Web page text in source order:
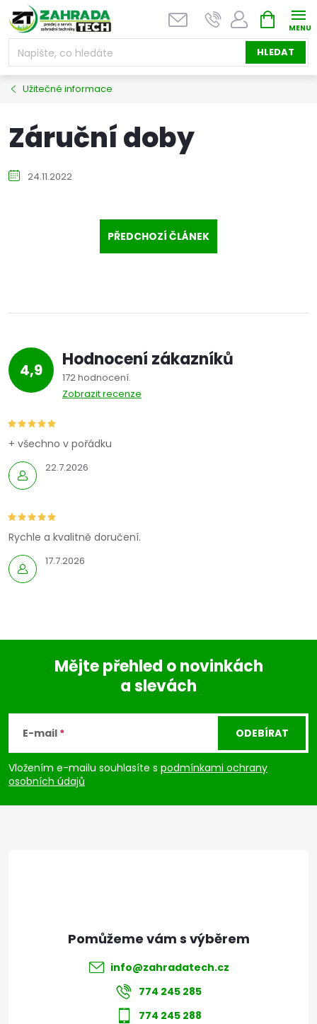
Přejít
na
obsah
HLEDAT
NÁKUPNÍ
KOŠÍK
Užitečné informace
Záruční doby
24.11.2022
PŘEDCHOZÍ ČLÁNEK
4,9 Hodnocení zákazníků
172 hodnocení
Zobrazit recenze
22.7.2026
+ všechno v pořádku
17.7.2026
Rychle a kvalitně doručení.
p
a
Mějte přehled o novinkách
a slevách
E-mail
Vložením e-mailu souhlasíte s podmínkami ochrany
osobních údajů
ODEBÍRAT
info@zahradatech.cz
774 245 285
774 245 288